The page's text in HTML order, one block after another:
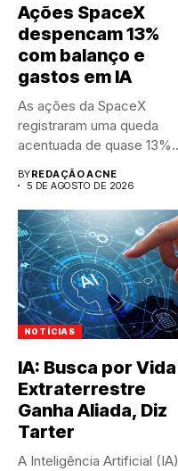
Ações SpaceX
despencam 13%
com balanço e
gastos em IA
As ações da SpaceX
registraram uma queda
acentuada de quase 13%
BYREDAÇÃO ACNE
5 DE AGOSTO DE 2026
NOTÍCIAS
IA: Busca por Vida
Extraterrestre
Ganha Aliada, Diz
Tarter
A Inteligência Artificial (IA)